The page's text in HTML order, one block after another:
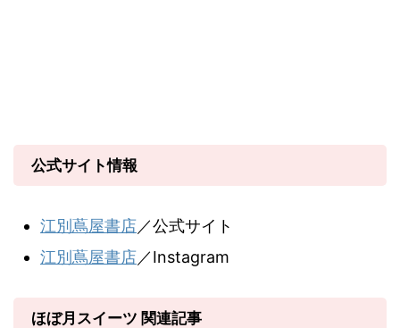
公式サイト情報
江別蔦屋書店／公式サイト
江別蔦屋書店／Instagram
ほぼ月スイーツ 関連記事